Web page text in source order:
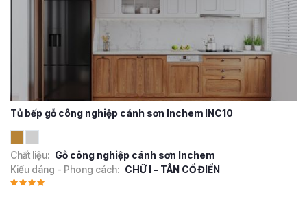
Tủ bếp gỗ công nghiệp cánh sơn Inchem INC10
Chất liệu: Gỗ công nghiệp cánh sơn Inchem
Kiểu dáng - Phong cách: CHỮ I - TÂN CỔ ĐIỂN